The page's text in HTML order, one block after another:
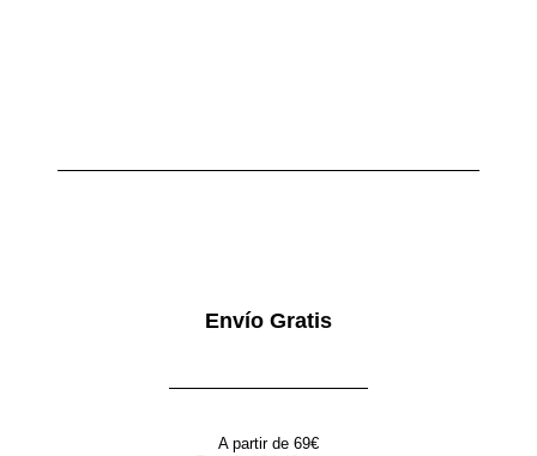
Envío Gratis
A partir de 69€